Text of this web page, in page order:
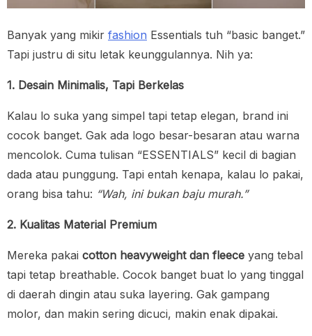
Banyak yang mikir fashion Essentials tuh “basic banget.”
Tapi justru di situ letak keunggulannya. Nih ya:
1. Desain Minimalis, Tapi Berkelas
Kalau lo suka yang simpel tapi tetap elegan, brand ini
cocok banget. Gak ada logo besar-besaran atau warna
mencolok. Cuma tulisan “ESSENTIALS” kecil di bagian
dada atau punggung. Tapi entah kenapa, kalau lo pakai,
orang bisa tahu: “Wah, ini bukan baju murah.”
2. Kualitas Material Premium
Mereka pakai cotton heavyweight dan fleece yang tebal
tapi tetap breathable. Cocok banget buat lo yang tinggal
di daerah dingin atau suka layering. Gak gampang
molor, dan makin sering dicuci, makin enak dipakai.